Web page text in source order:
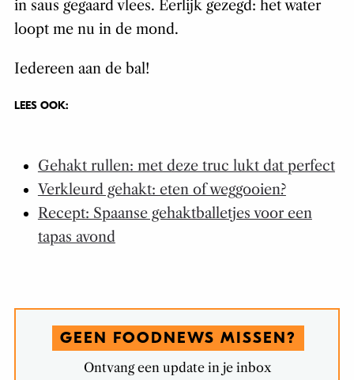
in saus gegaard vlees. Eerlijk gezegd: het water
loopt me nu in de mond.
Iedereen aan de bal!
LEES OOK:
Gehakt rullen: met deze truc lukt dat perfect
Verkleurd gehakt: eten of weggooien?
Recept: Spaanse gehaktballetjes voor een
tapas avond
GEEN FOODNEWS MISSEN?
Ontvang een update in je inbox